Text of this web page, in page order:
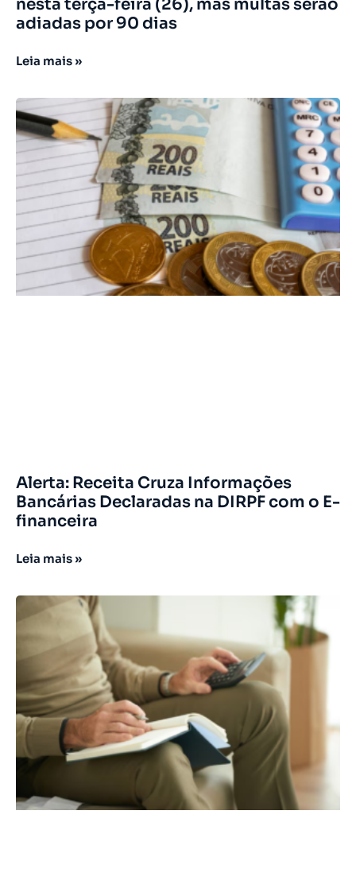
nesta terça-feira (26), mas multas serão
adiadas por 90 dias
Leia mais »
Alerta: Receita Cruza Informações
Bancárias Declaradas na DIRPF com o E-
financeira
Leia mais »